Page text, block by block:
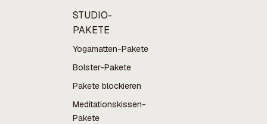
STUDIO-
PAKETE
Yogamatten-Pakete
Bolster-Pakete
Pakete blockieren
Meditationskissen-
Pakete